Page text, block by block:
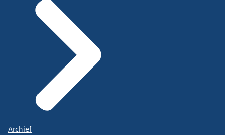
Archief